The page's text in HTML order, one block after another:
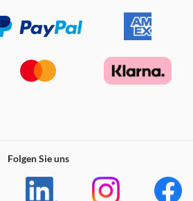
Folgen Sie uns